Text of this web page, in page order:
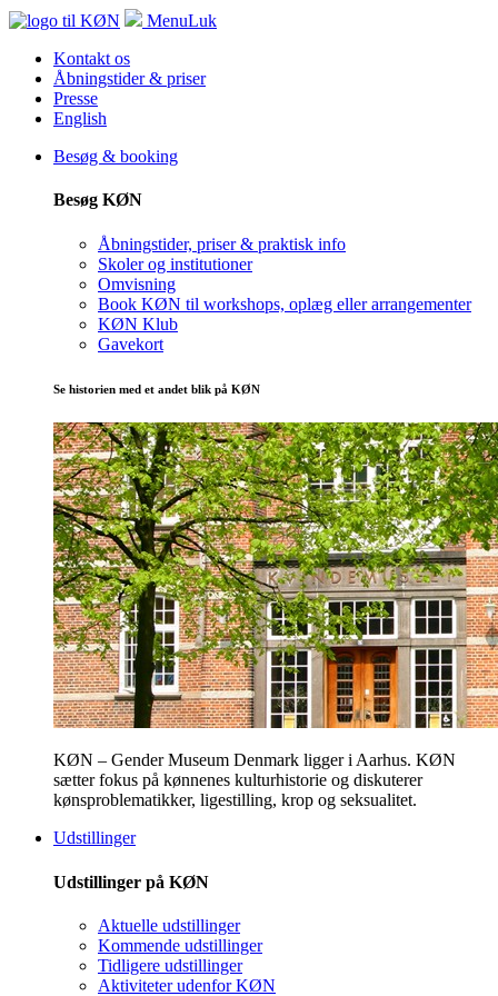
MenuLuk
Kontakt os
Åbningstider & priser
Presse
English
Besøg & booking
Besøg KØN
Åbningstider, priser & praktisk info
Skoler og institutioner
Omvisning
Book KØN til workshops, oplæg eller arrangementer
KØN Klub
Gavekort
Se historien med et andet blik på KØN
KØN – Gender Museum Denmark ligger i Aarhus. KØN
sætter fokus på kønnenes kulturhistorie og diskuterer
kønsproblematikker, ligestilling, krop og seksualitet.
Udstillinger
Udstillinger på KØN
Aktuelle udstillinger
Kommende udstillinger
Tidligere udstillinger
Aktiviteter udenfor KØN